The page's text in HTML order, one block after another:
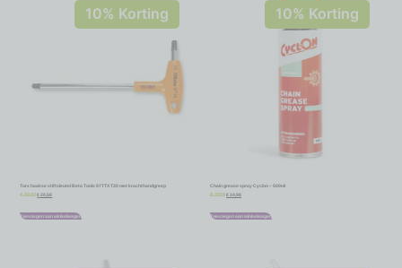
10% Korting
Torx haakse stiftsleutel Beta Tools 97TTX T30 met krachthandgreep
€22,87 € 20,58
Toevoegen aan winkelwagen
10% Korting
Chain grease spray Cyclon – 500ml
€ 27,75 € 24,98
Toevoegen aan winkelwagen